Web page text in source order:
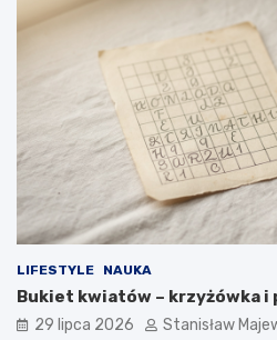
LIFESTYLE NAUKA
Bukiet kwiatów – krzyżówka i
29 lipca 2026 Stanisław